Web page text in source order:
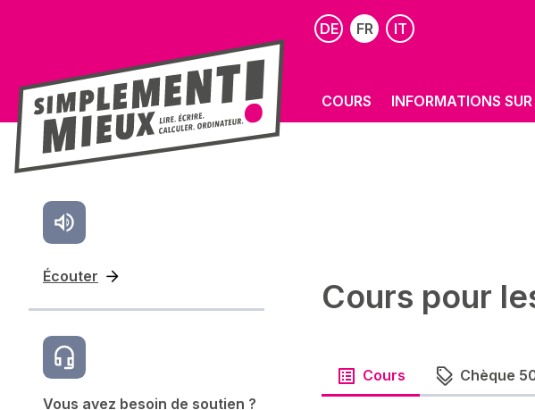
DE FR IT
COURS INFORMATIONS
Écouter
Cours pour
Vous avez besoin de soutien ?
Cours Chèque